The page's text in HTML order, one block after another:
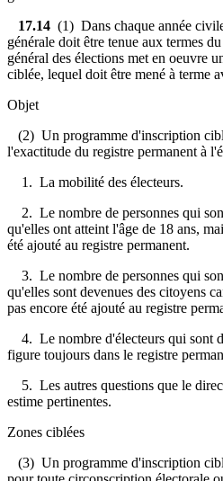
17.14 (1) Dans chaque année
générale doit être tenue aux termes
général des élections met en oeuvre
ciblée, lequel doit être mené à terme
Objet
(2) Un programme d'inscription
l'exactitude du registre permanent à
1. La mobilité des électeurs.
2. Le nombre de personnes qui
qu'elles ont atteint l'âge de 18 ans,
été ajouté au registre permanent.
3. Le nombre de personnes qui
qu'elles sont devenues des citoyens
pas encore été ajouté au registre
4. Le nombre d'électeurs qui sont
figure toujours dans le registre
5. Les autres questions que le
estime pertinentes.
Zones ciblées
(3) Un programme d'inscription